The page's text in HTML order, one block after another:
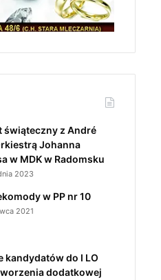
świąteczny z André
Johanna
w MDK w Radomsku
2023
w PP nr 10
2021
kandydatów do I LO
dodatkowej